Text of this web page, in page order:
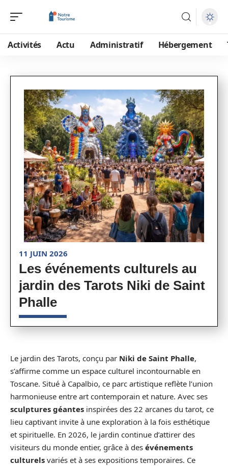
Activités Actu Administratif Hébergement
11 JUIN 2026
Les événements culturels au
jardin des Tarots Niki de Saint
Phalle
Le jardin des Tarots, conçu par Niki de Saint Phalle,
s’affirme comme un espace culturel incontournable en
Toscane. Situé à Capalbio, ce parc artistique reflète l’union
harmonieuse entre art contemporain et nature. Avec ses
sculptures géantes inspirées des 22 arcanes du tarot, ce
lieu captivant invite à une exploration à la fois esthétique
et spirituelle. En 2026, le jardin continue d’attirer des
visiteurs du monde entier, grâce à des événements
culturels variés et à ses expositions temporaires. Ce